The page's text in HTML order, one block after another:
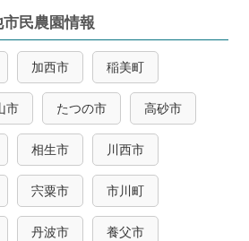
民農園情報
加西市 稲美町
市 たつの市 高砂市
相生市 川西市
宍粟市 市川町
丹波市 養父市